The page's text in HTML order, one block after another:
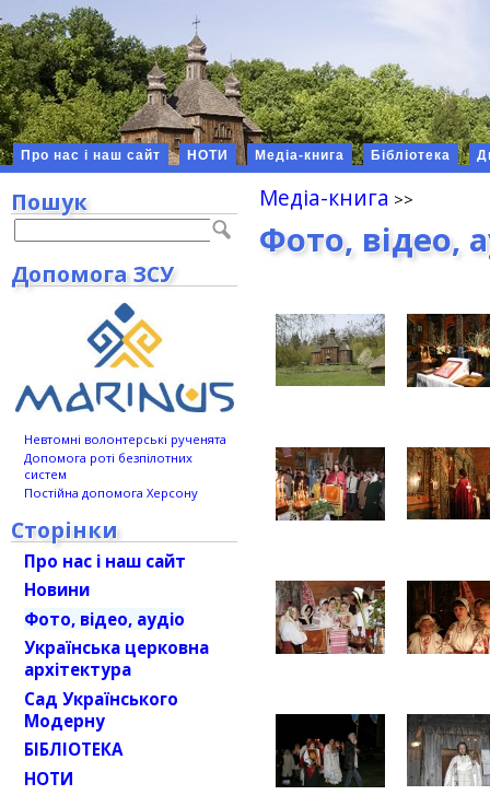
Про нас і наш сайт НОТИ Медіа-книга Бібліотека
Медіа-книга
Фото, відео,
Пошук
Допомога ЗСУ
Невтомні волонтерські рученята
Допомога роті безпілотних
систем
Постійна допомога Херсону
Сторінки
Про нас і наш сайт
Новини
Фото, відео, аудіо
Українська церковна
архітектура
Сад Українського
Модерну
БІБЛІОТЕКА
НОТИ